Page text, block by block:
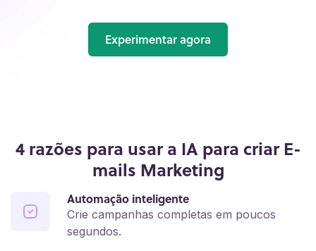
Experimentar agora
4 razões para usar a IA para criar E-
mails Marketing
Automação inteligente
Crie campanhas completas em poucos
segundos.